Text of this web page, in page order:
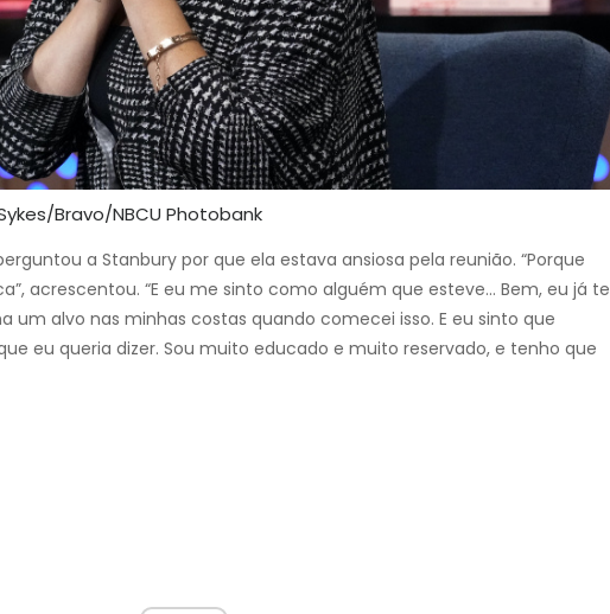
Bravo/NBCU Photobank
a Stanbury por que ela estava ansiosa pela reunião. “Porque
acrescentou. “E eu me sinto como alguém que esteve… Bem, eu já te
um alvo nas minhas costas quando comecei isso. E eu sinto que
eu queria dizer. Sou muito educado e muito reservado, e tenho que